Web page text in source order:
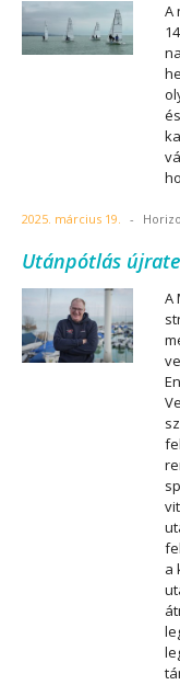
A
2025. március 19. -
Utánpótlás
A
a